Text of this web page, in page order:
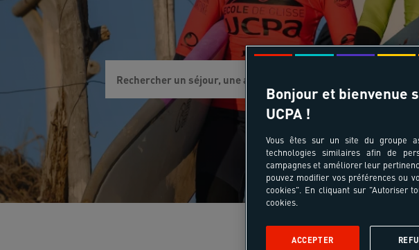
LAST MINUTE COLO : -
Bonjour et bienvenue
UCPA !
Vous êtes sur un site du groupe
technologies similaires afin de
campagnes et améliorer leur
pouvez modifier vos préférences ou
cookies". En cliquant sur "Autoriser
cookies.
ACCEPTER